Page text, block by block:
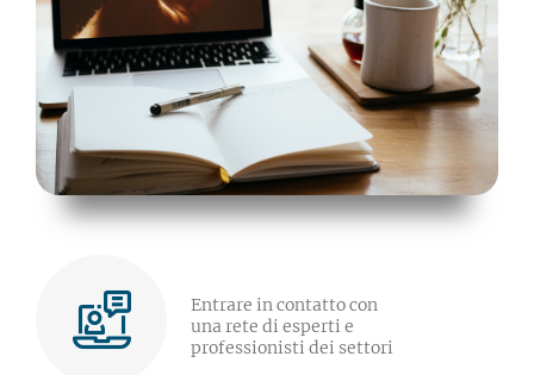
Entrare in contatto con
una rete di esperti e
professionisti dei settori